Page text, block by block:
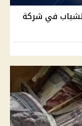
فرصة عمل للشباب في شركة